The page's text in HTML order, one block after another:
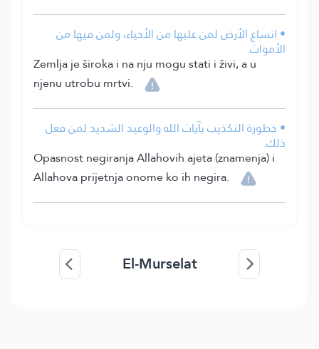
• اتساع الأرض لمن عليها من الأحياء، ولمن فيها من
الأموات.
Zemlja je široka i na nju mogu stati i živi, a u
njenu utrobu mrtvi.
• خطورة التكذيب بآيات الله والوعيد الشديد لمن فعل
ذلك.
Opasnost negiranja Allahovih ajeta (znamenja) i
Allahova prijetnja onome ko ih negira.
El-Murselat